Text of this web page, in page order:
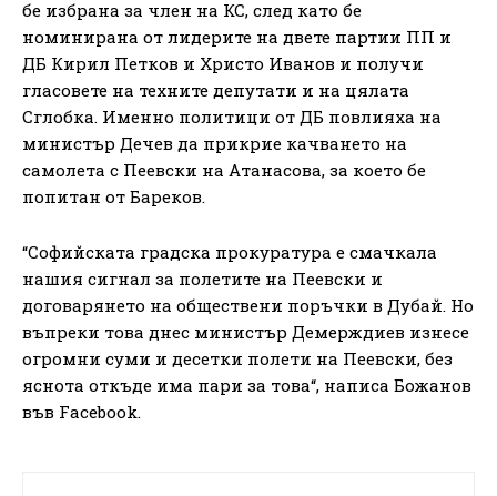
бе избрана за член на КС, след като бе
номинирана от лидерите на двете партии ПП и
ДБ Кирил Петков и Христо Иванов и получи
гласовете на техните депутати и на цялата
Сглобка. Именно политици от ДБ повлияха на
министър Дечев да прикрие качването на
самолета с Пеевски на Атанасова, за което бе
попитан от Бареков.
“Софийската градска прокуратура е смачкала
нашия сигнал за полетите на Пеевски и
договарянето на обществени поръчки в Дубай. Но
въпреки това днес министър Демерждиев изнесе
огромни суми и десетки полети на Пеевски, без
яснота откъде има пари за това“, написа Божанов
във Facebook.